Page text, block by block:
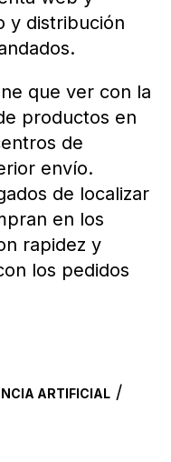
y distribución
que ver con la
productos en
de
envío.
de localizar
en los
rapidez y
los pedidos
ARTIFICIAL /